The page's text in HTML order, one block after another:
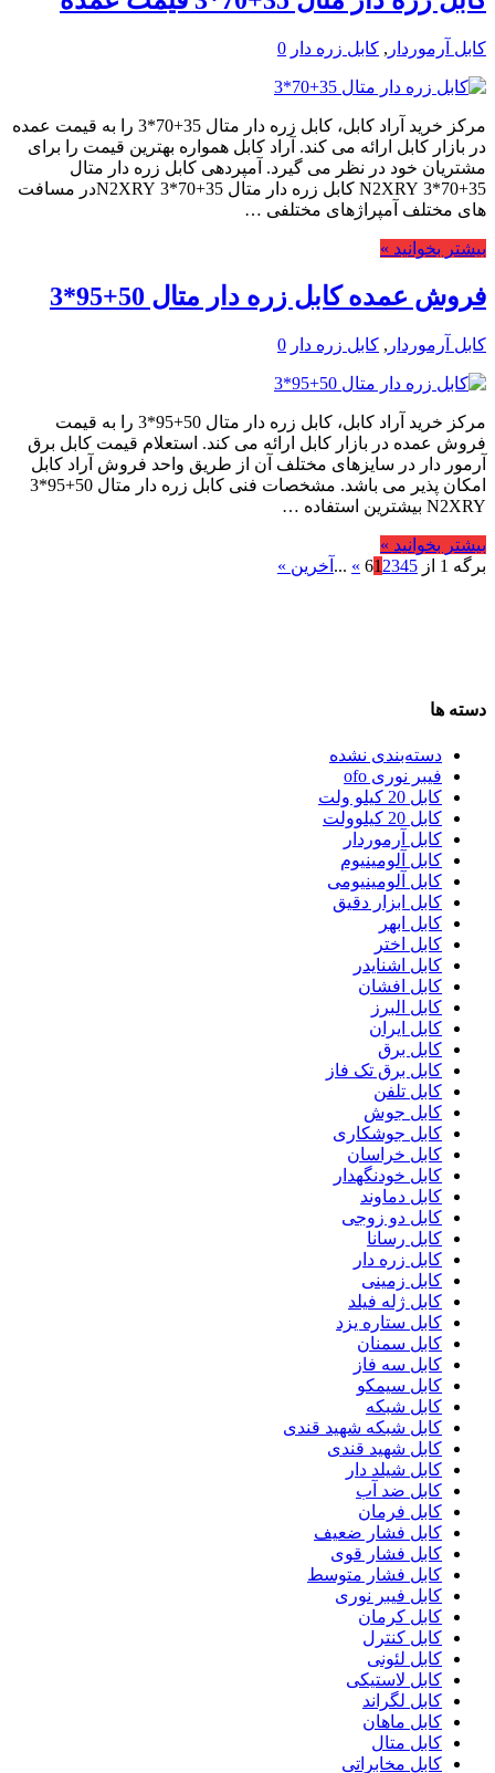
کابل آرموردار , کابل زره دار 0
مرکز خرید آراد کابل، کابل زره دار متال 35+70*3 را به قیمت عمده
در بازار کابل ارائه می کند. آراد کابل همواره بهترین قیمت را برای
مشتریان خود در نظر می گیرد. آمپردهی کابل زره دار متال
35+70*3 N2XRY کابل زره دار متال 35+70*3 N2XRYدر مسافت
های مختلف آمپراژهای مختلفی …
بیشتر بخوانید »
فروش عمده کابل زره دار متال 50+95*3
کابل آرموردار , کابل زره دار 0
مرکز خرید آراد کابل، کابل زره دار متال 50+95*3 را به قیمت
فروش عمده در بازار کابل ارائه می کند. استعلام قیمت کابل برق
آرمور دار در سایزهای مختلف آن از طریق واحد فروش آراد کابل
امکان پذیر می باشد. مشخصات فنی کابل زره دار متال 50+95*3
N2XRY بیشترین استفاده …
بیشتر بخوانید »
برگه 1 از 6
1 2345
»
... آخرین »
دسته ها
دسته‌بندی نشده
فیبر نوری ofo
کابل 20 کیلو ولت
کابل 20 کیلوولت
کابل آرموردار
کابل آلومینیوم
کابل آلومینیومی
کابل ابزار دقیق
کابل ابهر
کابل اختر
کابل اشنایدر
کابل افشان
کابل البرز
کابل ایران
کابل برق
کابل برق تک فاز
کابل تلفن
کابل جوش
کابل جوشکاری
کابل خراسان
کابل خودنگهدار
کابل دماوند
کابل دو زوجی
کابل رسانا
کابل زره دار
کابل زمینی
کابل ژله فیلد
کابل ستاره یزد
کابل سمنان
کابل سه فاز
کابل سیمکو
کابل شبکه
کابل شبکه شهید قندی
کابل شهید قندی
کابل شیلد دار
کابل ضد آب
کابل فرمان
کابل فشار ضعیف
کابل فشار قوی
کابل فشار متوسط
کابل فیبر نوری
کابل کرمان
کابل کنترل
کابل لئونی
کابل لاستیکی
کابل لگراند
کابل ماهان
کابل متال
کابل مخابراتی